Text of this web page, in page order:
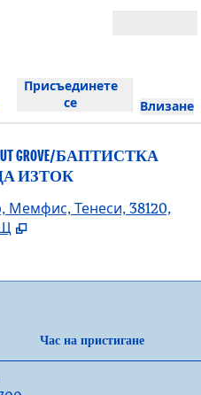
Присъединете
се
Влизане
GROVE/БАПТИСТКА
ИЗТОК
Тенеси, 38120,
Час на пристигане